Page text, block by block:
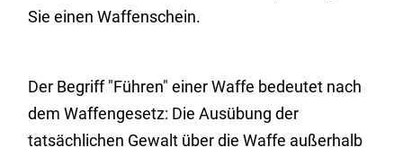
Sie einen Waffenschein.
Der Begriff "Führen" einer Waffe bedeutet nach
dem Waffengesetz: Die Ausübung der
tatsächlichen Gewalt über die Waffe außerhalb